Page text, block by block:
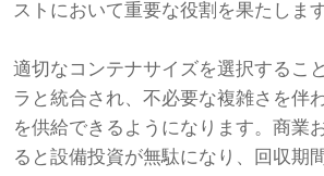
ストにおいて重要な役割を果たします
適切なコンテナサイズを選択するこ
ラと統合され、不必要な複雑さを伴
を供給できるようになります。商業
ると設備投資が無駄になり、回収期